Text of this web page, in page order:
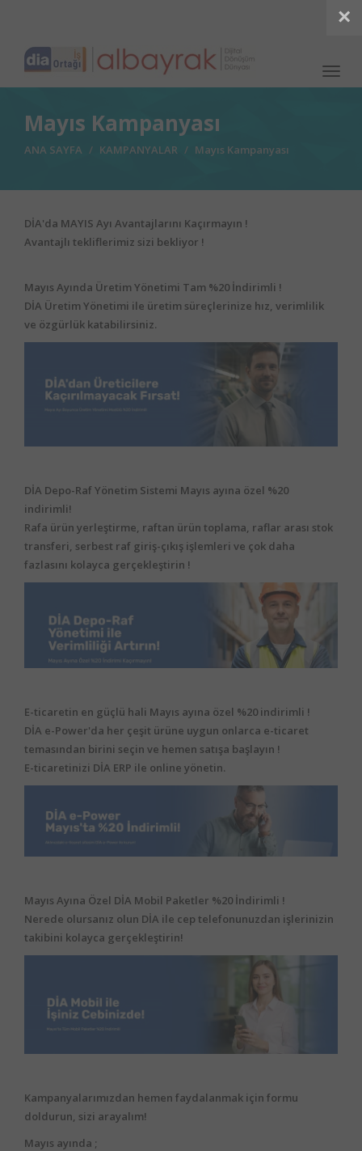
×
Mayıs Kampanyası
ANA SAYFA KAMPANYALAR Mayıs Kampanyası
DİA'da MAYIS Ayı Avantajlarını Kaçırmayın !
Avantajlı tekliflerimiz sizi bekliyor !
Mayıs Ayında Üretim Yönetimi Tam %20 İndirimli !
DİA Üretim Yönetimi ile üretim süreçlerinize hız, verimlilik
ve özgürlük katabilirsiniz.
DİA Depo-Raf Yönetim Sistemi Mayıs ayına özel %20
indirimli!
Rafa ürün yerleştirme, raftan ürün toplama, raflar arası stok
transferi, serbest raf giriş-çıkış işlemleri ve çok daha
fazlasını kolayca gerçekleştirin !
E-ticaretin en güçlü hali Mayıs ayına özel %20 indirimli !
DİA e-Power'da her çeşit ürüne uygun onlarca e-ticaret
temasından birini seçin ve hemen satışa başlayın !
E-ticaretinizi DİA ERP ile online yönetin.
Mayıs Ayına Özel DİA Mobil Paketler %20 İndirimli !
Nerede olursanız olun DİA ile cep telefonunuzdan işlerinizin
takibini kolayca gerçekleştirin!
Kampanyalarımızdan hemen faydalanmak için formu
doldurun, sizi arayalım!
Mayıs ayında ;